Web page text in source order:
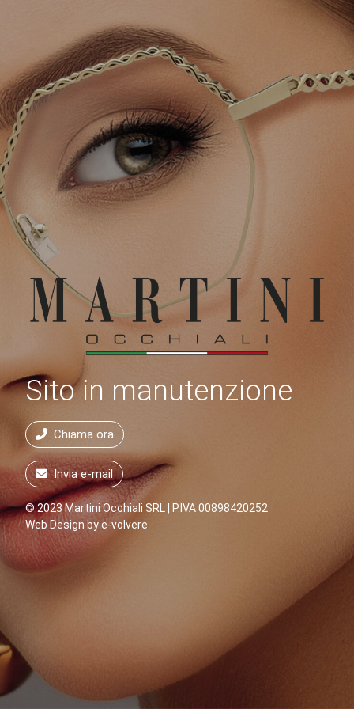
Sito in manutenzione
Chiama ora
Invia e-mail
© 2023 Martini Occhiali SRL | P.IVA 00898420252
Web Design bye-volvere